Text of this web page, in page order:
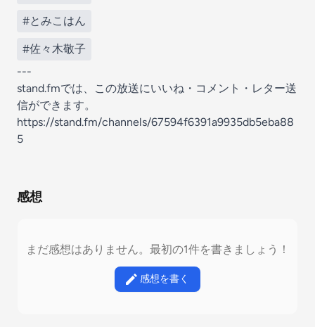
#とみこはん
#佐々木敬子
---
stand.fmでは、この放送にいいね・コメント・レター送
信ができます。
https://stand.fm/channels/67594f6391a9935db5eba88
5
感想
まだ感想はありません。最初の1件を書きましょう！
感想を書く